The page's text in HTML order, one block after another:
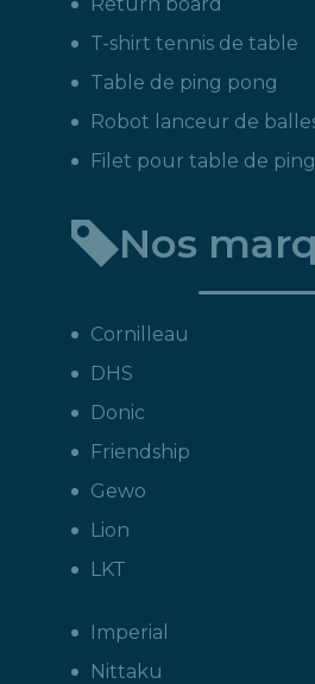
T-shirt tennis de table
Table de ping pong
Robot lanceur de
Filet pour table de
Nos
Cornilleau
DHS
Donic
Friendship
Gewo
Lion
LKT
Imperial
Nittaku